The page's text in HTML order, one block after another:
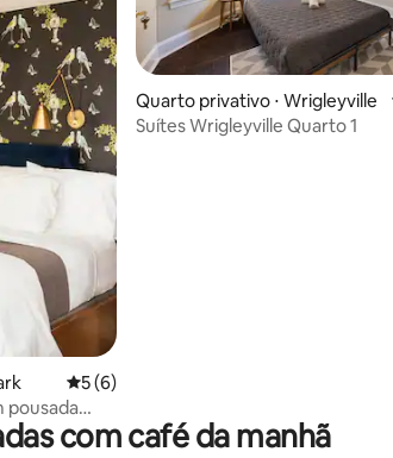
5 de uma avaliação média de 5, 6
5 (6)
pousada
Quarto privativo ⋅ Wrigleyville
Suítes Wrigleyville Quarto 1
com café da manhã